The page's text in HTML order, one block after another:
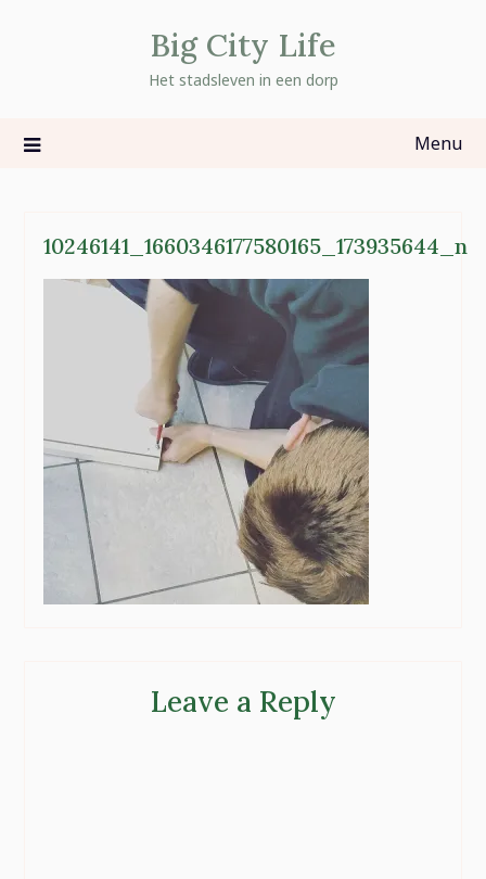
Big City Life
Het stadsleven in een dorp
Menu
10246141_1660346177580165_173935644_n
Leave a Reply